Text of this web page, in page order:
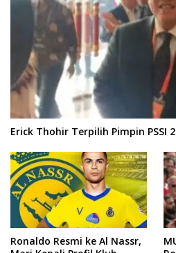
Erick Thohir Terpilih Pimpin PSSI
Ronaldo Resmi ke Al Nassr,